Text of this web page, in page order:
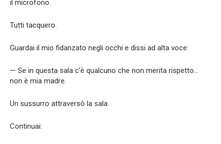
il microfono.
Tutti tacquero.
Guardai il mio fidanzato negli occhi e dissi ad alta voce:
— Se in questa sala c’è qualcuno che non merita rispetto…
non è mia madre.
Un sussurro attraversò la sala.
Continuai: